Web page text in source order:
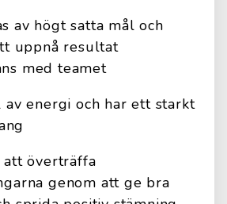
av högt satta mål och
uppnå resultat
med teamet
energi och har ett starkt
att överträffa
genom att ge bra